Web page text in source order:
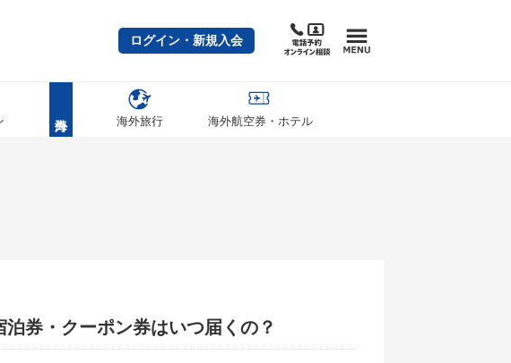
ログイン・新規入会
海外旅行 海外航空券・ホテル
券・クーポン券はいつ届くの？